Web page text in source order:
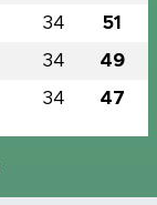
34 51
34 49
34 47